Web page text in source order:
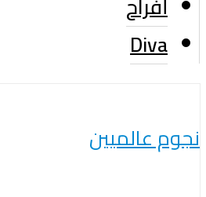
Diva
نجوم عالميين